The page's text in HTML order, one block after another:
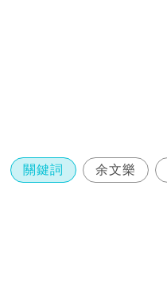
關鍵詞 余文樂